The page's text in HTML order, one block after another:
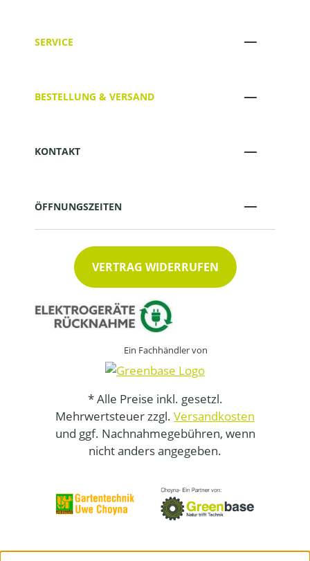
SERVICE
BESTELLUNG & VERSAND
KONTAKT
ÖFFNUNGSZEITEN
VERTRAG WIDERRUFEN
Ein Fachhändler von
* Alle Preise inkl. gesetzl.
Mehrwertsteuer zzgl. Versandkosten
und ggf. Nachnahmegebühren, wenn
nicht anders angegeben.